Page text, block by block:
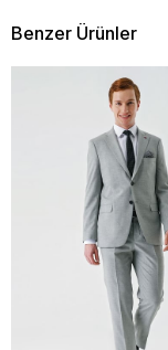
Benzer Ürünler